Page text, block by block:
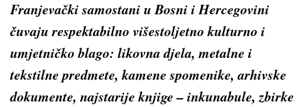
Franjevački samostani u Bosni i Hercegovini
čuvaju respektabilno višestoljetno kulturno i
umjetničko blago: likovna djela, metalne i
tekstilne predmete, kamene spomenike, arhivske
dokumente, najstarije knjige – inkunabule, zbirke